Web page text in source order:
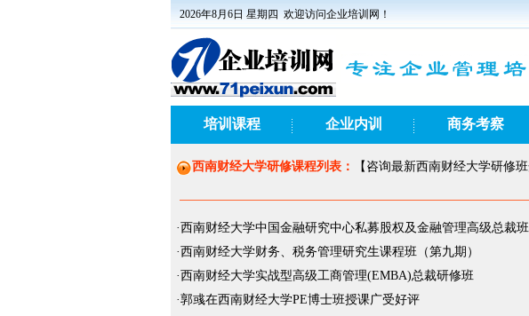
2026年8月6日 星期四 欢迎访问企业培训网！
培训课程 企业内训 商务考察
西南财经大学研修课程列表： 【咨询最新西南财经大学研修
·西南财经大学中国金融研究中心私募股权及金融管理高级总裁
·西南财经大学财务、税务管理研究生课程班（第九期）
·西南财经大学实战型高级工商管理(EMBA)总裁研修班
·郭彧在西南财经大学PE博士班授课广受好评